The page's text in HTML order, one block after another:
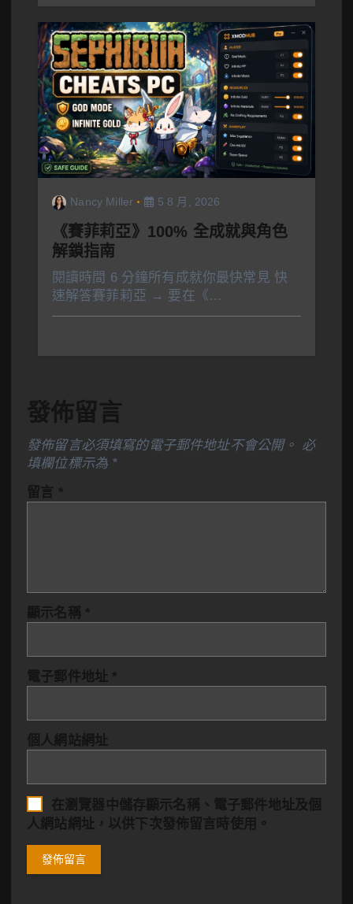
Nancy Miller 5 8 月, 2026
《賽菲莉亞》100% 全成就與角色
解鎖指南
閱讀時間 6 分鐘所有成就你最快常見 快
速解答賽菲莉亞 → 要在《…
發佈留言
發佈留言必須填寫的電子郵件地址不會公開。 必
填欄位標示為 *
留言 *
顯示名稱 *
電子郵件地址 *
個人網站網址
在瀏覽器 中儲存顯示名稱、電子郵件地址及個
人網站網址，以供下次發佈留言時使用。